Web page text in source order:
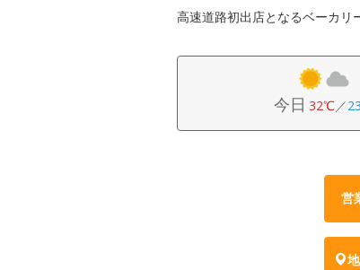
高速道路初出店となるベーカリ
今日 32℃／
営